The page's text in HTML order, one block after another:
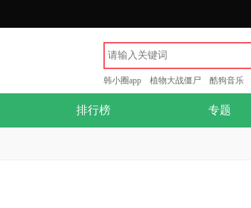
韩小圈app 植物大战僵尸 酷狗音乐
排行榜 专题